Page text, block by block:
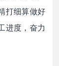
打细算做好
进度，奋力